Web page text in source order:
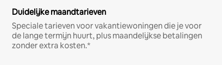
Duidelijke maandtarieven
Speciale tarieven voor vakantiewoningen die je voor
de lange termijn huurt, plus maandelijkse betalingen
zonder extra kosten.*